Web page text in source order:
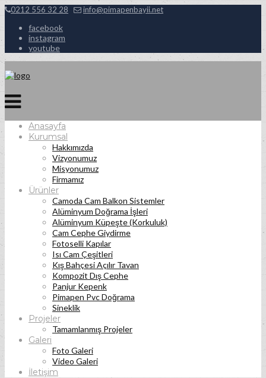
0212 556 32 28 info@pimapenbayii.net
facebook
instagram
youtube
Anasayfa
Kurumsal
Hakkımızda
Vizyonumuz
Misyonumuz
Firmamız
Ürünler
Camoda Cam Balkon Sistemler
Alüminyum Doğrama İşleri
Alüminyum Küpeşte (Korkuluk)
Cam Cephe Giydirme
Fotoselli Kapılar
Isı Cam Çeşitleri
Kış Bahçesi Açılır Tavan
Kompozit Dış Cephe
Panjur Kepenk
Pimapen Pvc Doğrama
Sineklik
Projeler
Tamamlanmış Projeler
Galeri
Foto Galeri
Video Galeri
İletişim